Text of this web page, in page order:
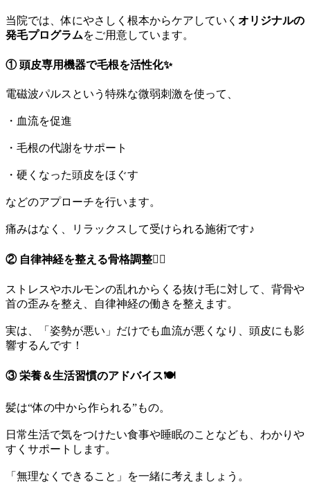
当院では、体にやさしく根本からケアしていく オリジナルの
発毛プログラムをご用意しています。
① 頭皮専用機器で毛根を活性化✨
電磁波パルスという特殊な微弱刺激を使って、
・血流を促進
・毛根の代謝をサポート
・硬くなった頭皮をほぐす
などのアプローチを行います。
痛みはなく、リラックスして受けられる施術です♪
② 自律神経を整える骨格調整🧘‍♀️
ストレスやホルモンの乱れからくる抜け毛に対して、背骨や
首の歪みを整え、自律神経の働きを整えます。
実は、「姿勢が悪い」だけでも血流が悪くなり、頭皮にも影
響するんです！
③ 栄養＆生活習慣のアドバイス🍽
髪は“体の中から作られる”もの。
日常生活で気をつけたい食事や睡眠のことなども、わかりや
すくサポートします。
「無理なくできること」を一緒に考えましょう。